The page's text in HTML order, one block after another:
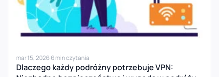
mar 15, 2026·6 min czytania
Dlaczego każdy podróżny potrzebuje VPN: